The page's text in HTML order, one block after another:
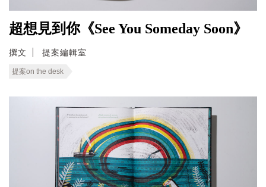
超想見到你《See You Someday Soon》
撰文 提案編輯室
提案on the desk